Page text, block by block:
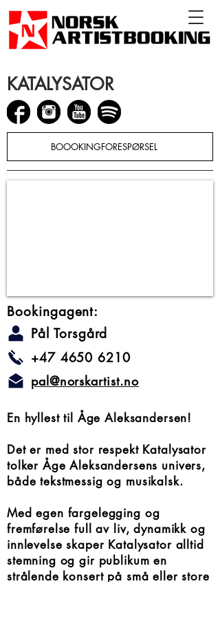
KATALYSATOR
BOOOKINGFORESPØRSEL
Bookingagent:
Pål Torsgård
+47 4650 6210
pal@norskartist.no
En hyllest til Åge Aleksandersen!
Det er med stor respekt Katalysator
tolker Åge Aleksandersens univers,
både tekstmessig og musikalsk.
Med egen fargelegging og
fremførelse full av liv, dynamikk og
innlevelse skaper Katalysator alltid
stemning og gir publikum en
strålende konsert på små eller store